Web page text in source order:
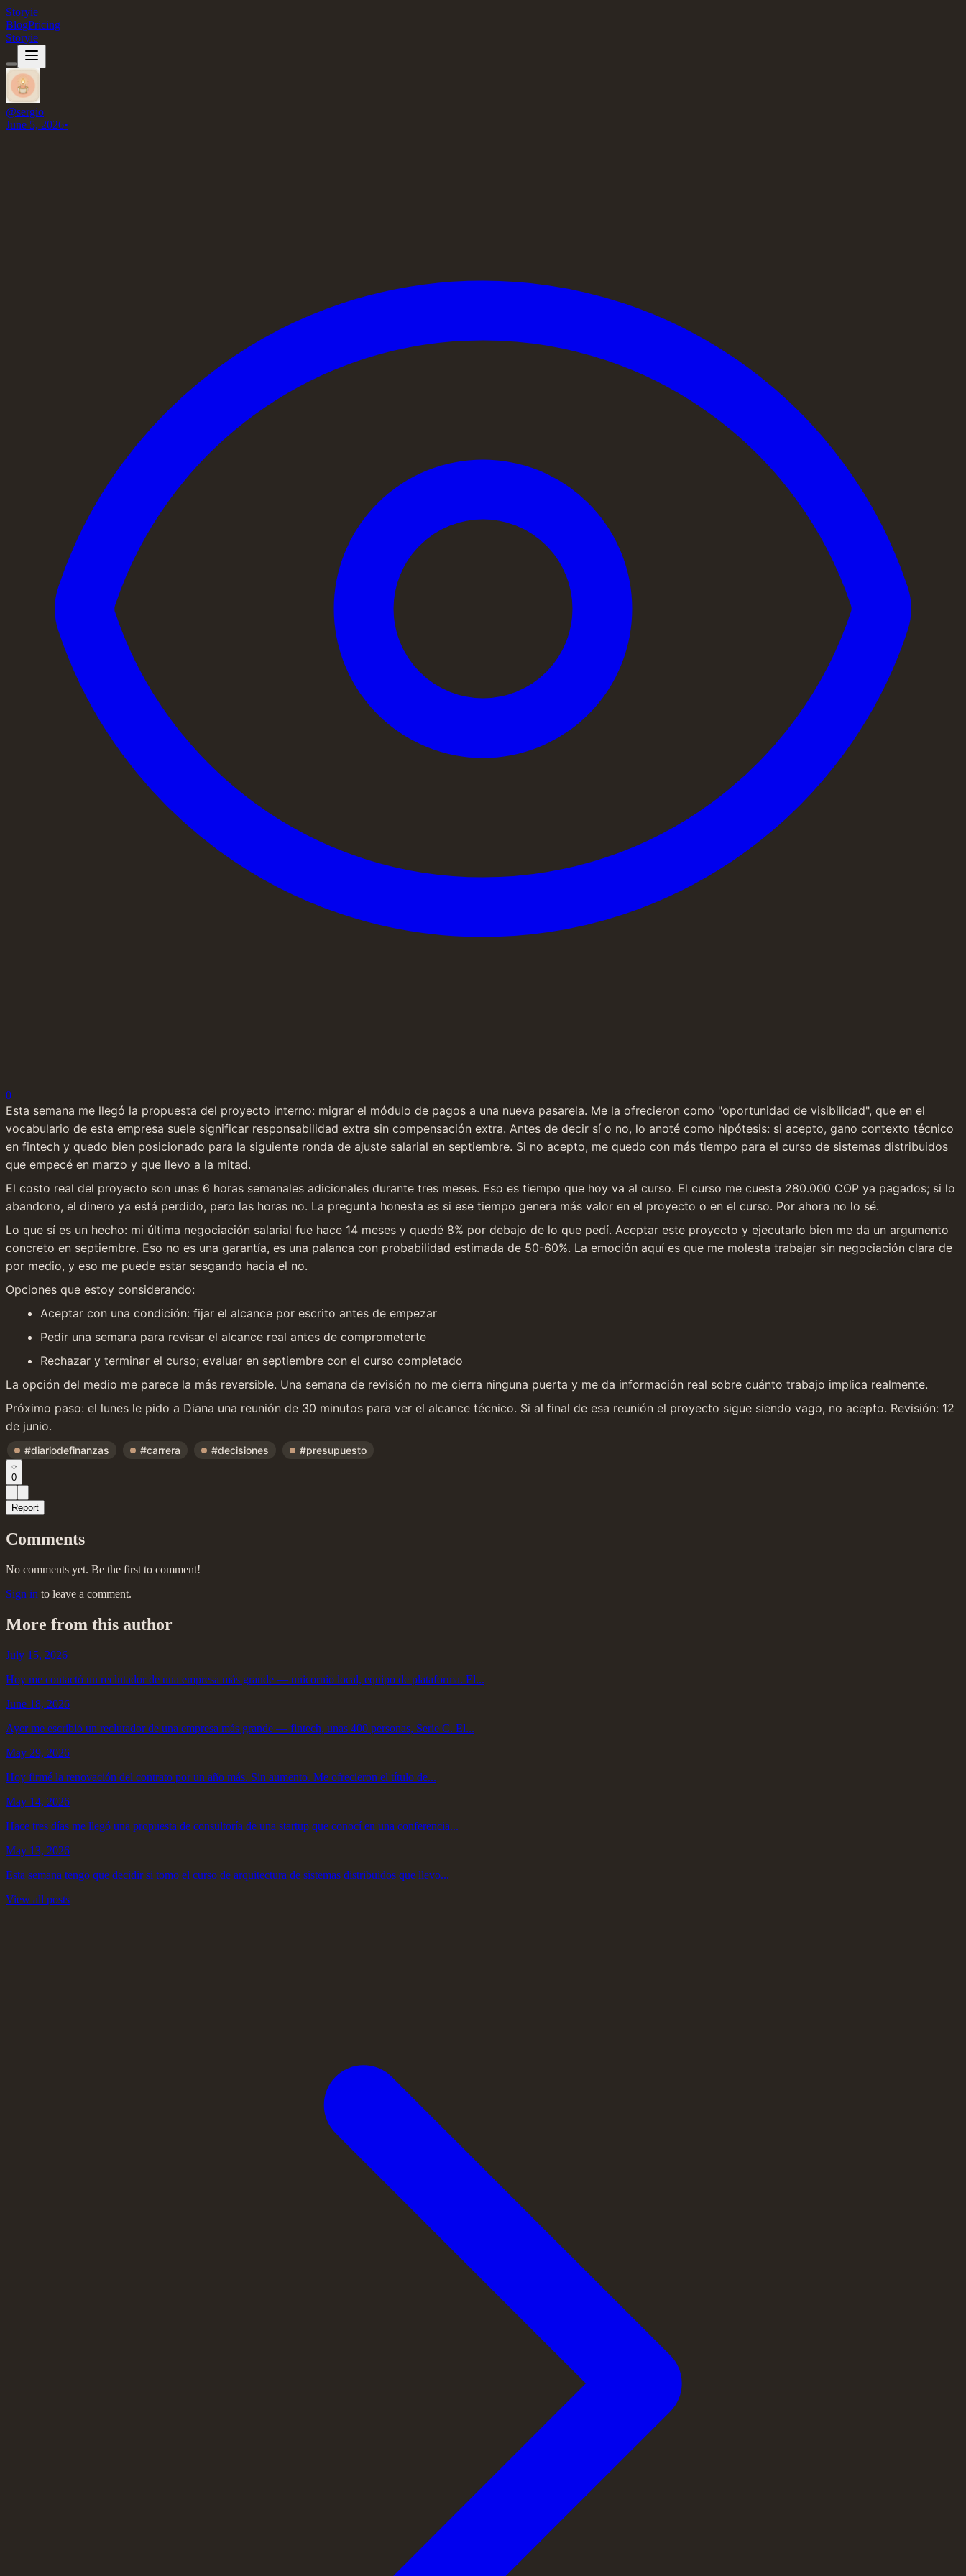
Storyie
BlogPricing
Storyie
@sergio
June 5, 2026•
0
Esta semana me llegó la propuesta del proyecto interno: migrar el módulo de pagos a una nueva pasarela. Me la ofrecieron como "oportunidad de visibilidad", que en el
vocabulario de esta empresa suele significar responsabilidad extra sin compensación extra. Antes de decir sí o no, lo anoté como hipótesis: si acepto, gano contexto técnico
en fintech y quedo bien posicionado para la siguiente ronda de ajuste salarial en septiembre. Si no acepto, me quedo con más tiempo para el curso de sistemas distribuidos
que empecé en marzo y que llevo a la mitad.
El costo real del proyecto son unas 6 horas semanales adicionales durante tres meses. Eso es tiempo que hoy va al curso. El curso me cuesta 280.000 COP ya pagados; si lo
abandono, el dinero ya está perdido, pero las horas no. La pregunta honesta es si ese tiempo genera más valor en el proyecto o en el curso. Por ahora no lo sé.
Lo que sí es un hecho: mi última negociación salarial fue hace 14 meses y quedé 8% por debajo de lo que pedí. Aceptar este proyecto y ejecutarlo bien me da un argumento
concreto en septiembre. Eso no es una garantía, es una palanca con probabilidad estimada de 50-60%. La emoción aquí es que me molesta trabajar sin negociación clara de
por medio, y eso me puede estar sesgando hacia el no.
Opciones que estoy considerando:
Aceptar con una condición: fijar el alcance por escrito antes de empezar
Pedir una semana para revisar el alcance real antes de comprometerte
Rechazar y terminar el curso; evaluar en septiembre con el curso completado
La opción del medio me parece la más reversible. Una semana de revisión no me cierra ninguna puerta y me da información real sobre cuánto trabajo implica realmente.
Próximo paso: el lunes le pido a Diana una reunión de 30 minutos para ver el alcance técnico. Si al final de esa reunión el proyecto sigue siendo vago, no acepto. Revisión: 12
de junio.
#diariodefinanzas #carrera #decisiones #presupuesto
0
Report
Comments
No comments yet. Be the first to comment!
Sign in to leave a comment.
More from this author
July 15, 2026
Hoy me contactó un reclutador de una empresa más grande — unicornio local, equipo de plataforma. El...
June 18, 2026
Ayer me escribió un reclutador de una empresa más grande — fintech, unas 400 personas, Serie C. El...
May 29, 2026
Hoy firmé la renovación del contrato por un año más. Sin aumento. Me ofrecieron el título de...
May 14, 2026
Hace tres días me llegó una propuesta de consultoría de una startup que conocí en una conferencia...
May 13, 2026
Esta semana tengo que decidir si tomo el curso de arquitectura de sistemas distribuidos que llevo...
View all posts